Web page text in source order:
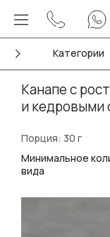
Категории
Канапе с
и кедровыми
Порция: 30 г
Минимальное
вида